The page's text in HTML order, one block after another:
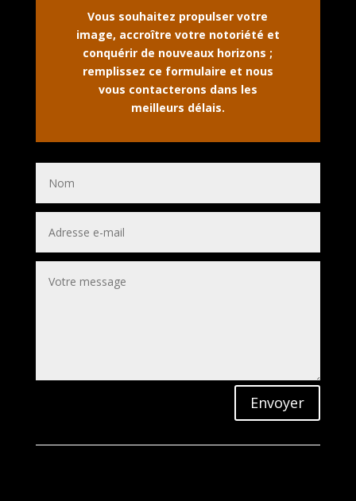
Vous souhaitez propulser votre
image, accroître votre notoriété et
conquérir de nouveaux horizons ;
remplissez ce formulaire et nous
vous contacterons dans les
meilleurs délais.
Envoyer